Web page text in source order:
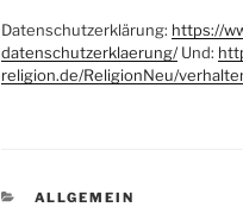
Datenschutzerklärung: https://
datenschutzerklaerung/Und:
religion.de/ReligionNeu/
KATEGORIEN
ALLGEMEIN